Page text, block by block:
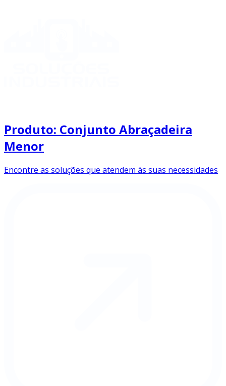
Produto: Conjunto Abraçadeira
Menor
Encontre as soluções que atendem às suas necessidades